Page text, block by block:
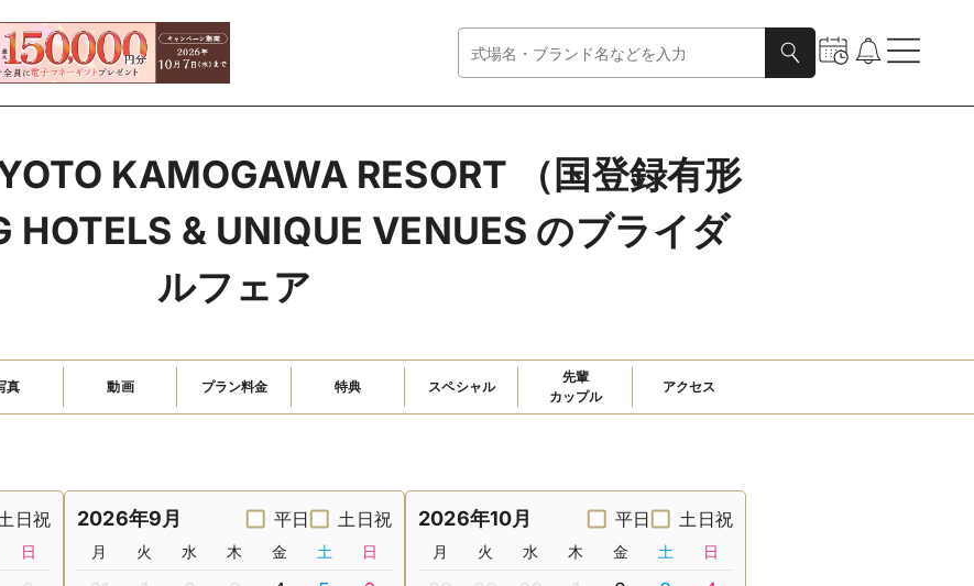
KAMOGAWA RESORT （国登録有形
HOTELS & UNIQUE VENUES のブライダ
ルフェア
真 動画 プラン料金 特典 スペシャル
先輩
カップル
アクセス
日祝
日
2026年9月 平日 土日祝
月 火 水 木 金 土 日
2026年10月 平日 土日祝
月 火 水 木 金 土 日